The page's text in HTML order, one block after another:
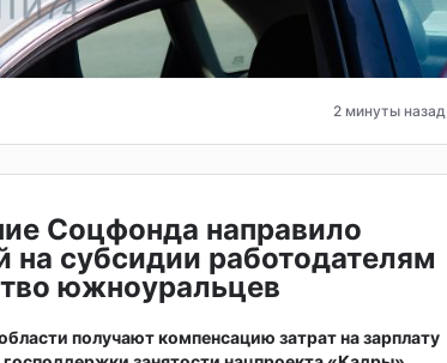
2 минуты назад
Соцфонда направило
на субсидии работодателям
южноуральцев
получают компенсацию затрат на зарплату